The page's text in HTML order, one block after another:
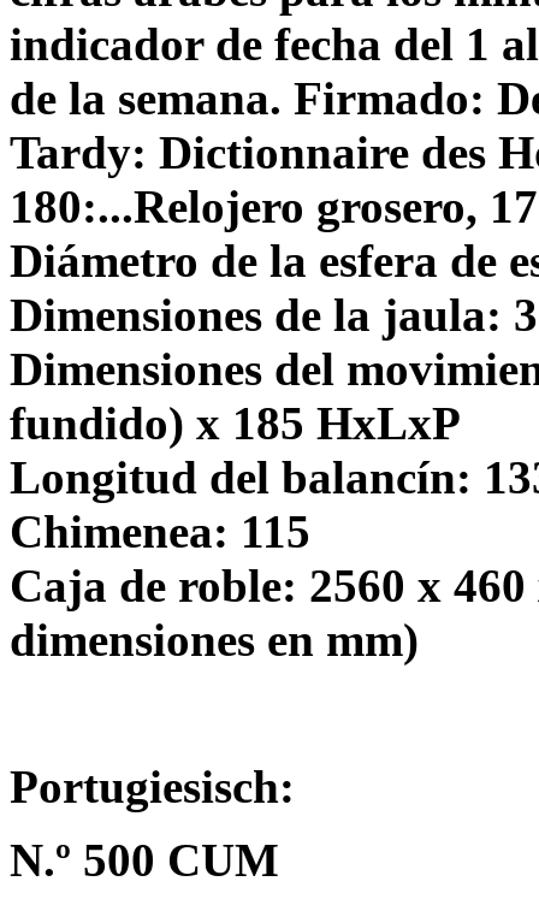
indicador de fecha del 1
de la semana. Firmado:
Tardy: Dictionnaire des
180:...Relojero grosero,
Diámetro de la esfera de
Dimensiones de la jaula:
Dimensiones del
fundido) x 185 HxLxP
Longitud del balancín:
Chimenea: 115
Caja de roble: 2560 x
dimensiones en mm)
Portugiesisch:
N.º 500 CUM